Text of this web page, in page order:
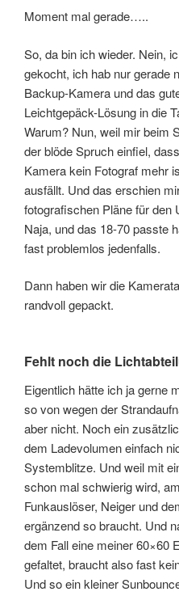
Moment mal gerade…..
So, da bin ich wieder. Nein,
gekocht, ich hab nur gerade
Backup-Kamera und das
Leichtgepäck-Lösung in die
Warum? Nun, weil mir beim
der blöde Spruch einfiel,
Kamera kein Fotograf mehr
ausfällt. Und das erschien
fotografischen Pläne für den
Naja, und das 18-70 passte
fast problemlos jedenfalls.
Dann haben wir die
randvoll gepackt.
Fehlt noch die
Eigentlich hätte ich ja gerne
so von wegen der
aber nicht. Noch ein
dem Ladevolumen einfach
Systemblitze. Und weil mit
schon mal schwierig wird,
Funkauslöser, Neiger und
ergänzend so braucht. Und
dem Fall eine meiner 60×60
gefaltet, braucht also fast
Und so ein kleiner